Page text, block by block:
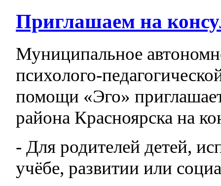
Приглашаем на
Муниципальное
психолого-
помощи «Эго»
района Красноярска на
- Для родителей детей,
учёбе, развитии или